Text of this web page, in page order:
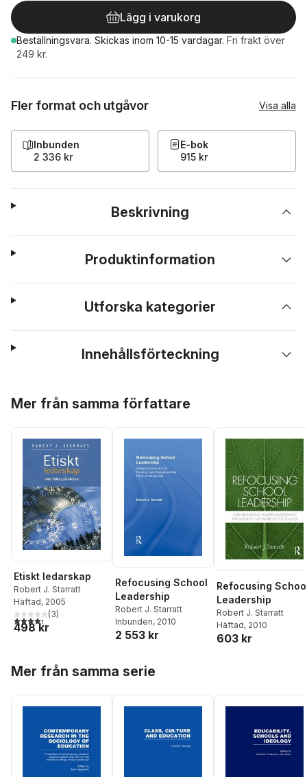
Lägg i varukorg
Beställningsvara. Skickas inom 10-15 vardagar. Fri frakt över
249 kr.
Fler format och utgåvor Visa alla
Inbunden
2 336 kr
E-bok
915 kr
Beskrivning
Produktinformation
Utforska kategorier
Innehållsförteckning
Mer från samma författare
Etiskt ledarskap
Robert J. Starratt
Häftad, 2005
4,3utav 5 stjärnor. Totalt antal röster:
(3)
498 kr
Refocusing School
Leadership
Robert J. Starratt
Inbunden, 2010
2 553 kr
Refocusing
Leadership
Robert J. Starratt
Häftad, 2010
603 kr
Mer från samma serie